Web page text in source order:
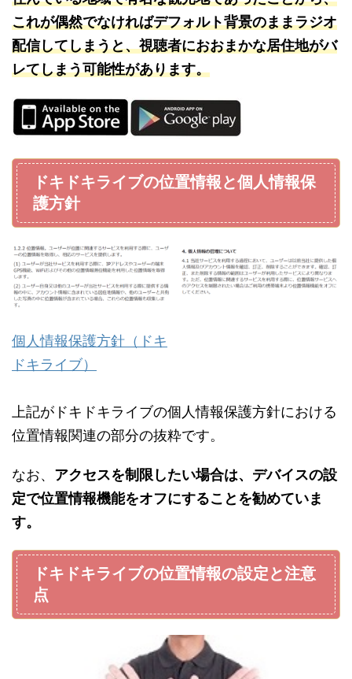
これが偶然でなければデフォルト背景のままラジオ
配信してしまうと、視聴者におおまかな居住地がバ
レてしまう可能性があります。
ドキドキライブの位置情報と個人情報保
護方針
個人情報保護方針（ドキ
ドキライブ）
上記がドキドキライブの個人情報保護方針における
位置情報関連の部分の抜粋です。
なお、 アクセスを制限したい場合は、デバイスの設
定で位置情報機能をオフにすることを勧めていま
す。
ドキドキライブの位置情報の設定と注意
点